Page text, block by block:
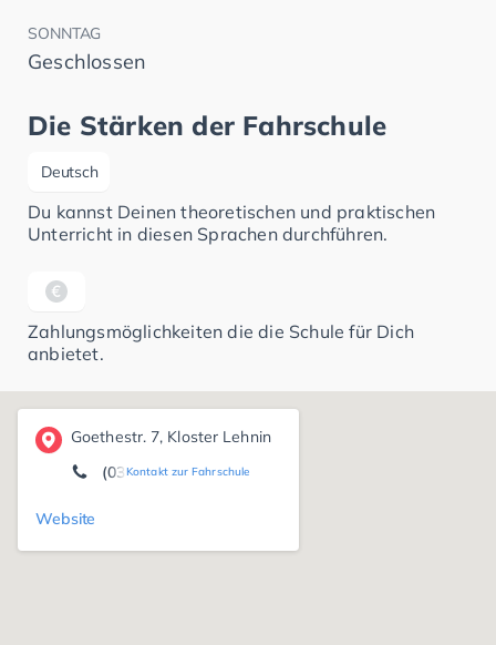
SONNTAG
Geschlossen
Die Stärken der Fahrschule
Deutsch
Du kannst Deinen theoretischen und praktischen
Unterricht in diesen Sprachen durchführen.
Zahlungsmöglichkeiten die die Schule für Dich
anbietet.
Goethestr. 7, Kloster Lehnin
Kontakt zur Fahrschule
(03382) 70 03 36
Website